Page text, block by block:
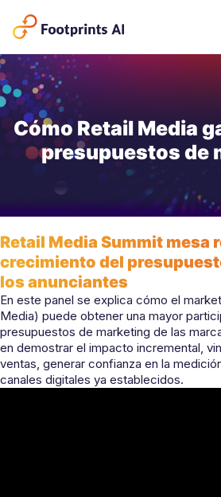
Cómo Retail Media
presupuestos de
Retail Media Summit mesa
crecimiento del
los anunciantes
En este panel se explica cómo el
Media) puede obtener una mayor
presupuestos de marketing de las
en demostrar el impacto incremental,
ventas, generar confianza en la
canales digitales ya establecidos.